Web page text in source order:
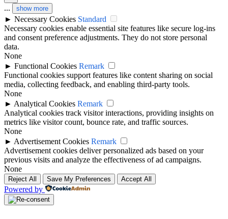
... show more
► Necessary Cookies Standard
Necessary cookies enable essential site features like secure log-ins
and consent preference adjustments. They do not store personal
data.
None
► Functional Cookies Remark
Functional cookies support features like content sharing on social
media, collecting feedback, and enabling third-party tools.
None
► Analytical Cookies Remark
Analytical cookies track visitor interactions, providing insights on
metrics like visitor count, bounce rate, and traffic sources.
None
► Advertisement Cookies Remark
Advertisement cookies deliver personalized ads based on your
previous visits and analyze the effectiveness of ad campaigns.
None
Reject All Save My Preferences Accept All
Powered by